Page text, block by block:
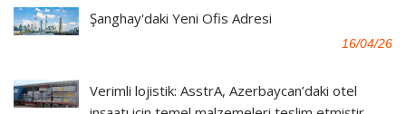
Şanghay'daki Yeni Ofis Adresi
16/04/26
Verimli lojistik: AsstrA, Azerbaycan’daki otel